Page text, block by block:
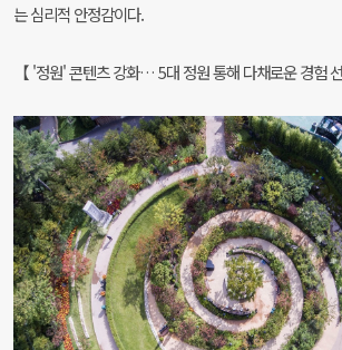
는 심리적 안정감이다.
【 '정원' 콘텐츠 강화… 5대 정원 통해 다채로운 경험 선